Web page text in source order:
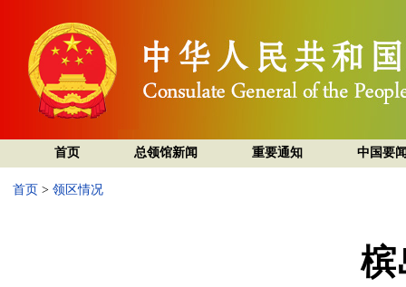
首页 总领馆新闻 重要通知 中国要
首页 > 领区情况
槟